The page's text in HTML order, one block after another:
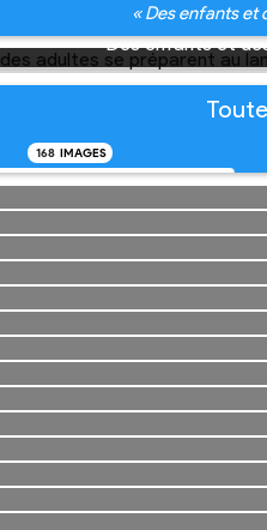
« Des enfants et
Des enfants et
168 IMAGES